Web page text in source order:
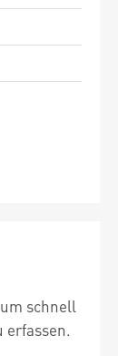
schnell
erfassen.